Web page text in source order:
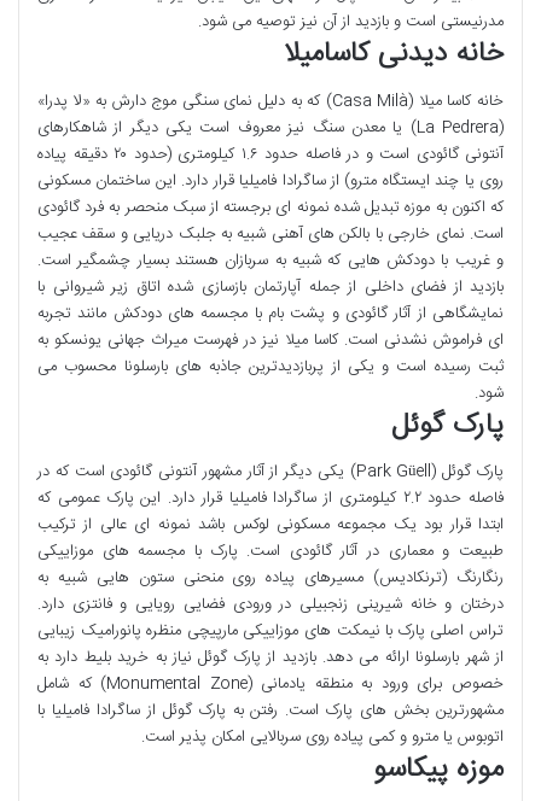
مدرنیستی است و بازدید از آن نیز توصیه می شود.
خانه دیدنی کاسامیلا
خانه کاسا میلا (Casa Milà) که به دلیل نمای سنگی موج دارش به «لا پدرا»
(La Pedrera) یا معدن سنگ نیز معروف است یکی دیگر از شاهکارهای
آنتونی گائودی است و در فاصله حدود ۱.۶ کیلومتری (حدود ۲۰ دقیقه پیاده
روی یا چند ایستگاه مترو) از ساگرادا فامیلیا قرار دارد. این ساختمان مسکونی
که اکنون به موزه تبدیل شده نمونه ای برجسته از سبک منحصر به فرد گائودی
است. نمای خارجی با بالکن های آهنی شبیه به جلبک دریایی و سقف عجیب
و غریب با دودکش هایی که شبیه به سربازان هستند بسیار چشمگیر است.
بازدید از فضای داخلی از جمله آپارتمان بازسازی شده اتاق زیر شیروانی با
نمایشگاهی از آثار گائودی و پشت بام با مجسمه های دودکش مانند تجربه
ای فراموش نشدنی است. کاسا میلا نیز در فهرست میراث جهانی یونسکو به
ثبت رسیده است و یکی از پربازدیدترین جاذبه های بارسلونا محسوب می
شود.
پارک گوئل
پارک گوئل (Park Güell) یکی دیگر از آثار مشهور آنتونی گائودی است که در
فاصله حدود ۲.۲ کیلومتری از ساگرادا فامیلیا قرار دارد. این پارک عمومی که
ابتدا قرار بود یک مجموعه مسکونی لوکس باشد نمونه ای عالی از ترکیب
طبیعت و معماری در آثار گائودی است. پارک با مجسمه های موزاییکی
رنگارنگ (ترنکادیس) مسیرهای پیاده روی منحنی ستون هایی شبیه به
درختان و خانه شیرینی زنجبیلی در ورودی فضایی رویایی و فانتزی دارد.
تراس اصلی پارک با نیمکت های موزاییکی مارپیچی منظره پانورامیک زیبایی
از شهر بارسلونا ارائه می دهد. بازدید از پارک گوئل نیاز به خرید بلیط دارد به
خصوص برای ورود به منطقه یادمانی (Monumental Zone) که شامل
مشهورترین بخش های پارک است. رفتن به پارک گوئل از ساگرادا فامیلیا با
اتوبوس یا مترو و کمی پیاده روی سربالایی امکان پذیر است.
موزه پیکاسو